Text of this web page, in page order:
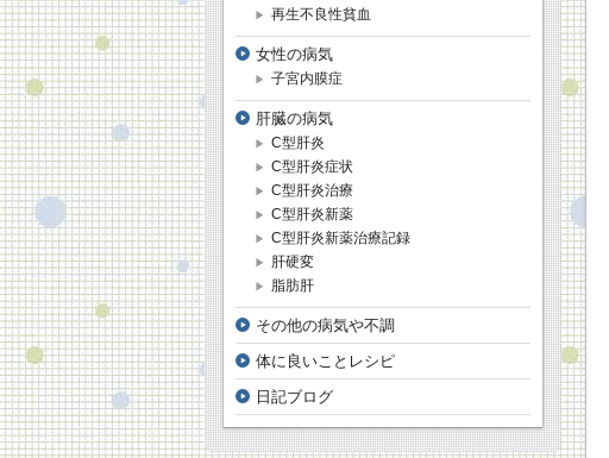
再生不良性貧血
女性の病気
子宮内膜症
肝臓の病気
C型肝炎
C型肝炎症状
C型肝炎治療
C型肝炎新薬
C型肝炎新薬治療記録
肝硬変
脂肪肝
その他の病気や不調
体に良いことレシピ
日記ブログ